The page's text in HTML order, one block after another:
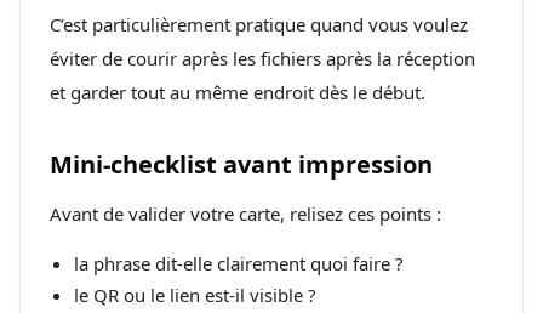
C’est particulièrement pratique quand vous voulez
éviter de courir après les fichiers après la réception
et garder tout au même endroit dès le début.
Mini-checklist avant impression
Avant de valider votre carte, relisez ces points :
la phrase dit-elle clairement quoi faire ?
le QR ou le lien est-il visible ?